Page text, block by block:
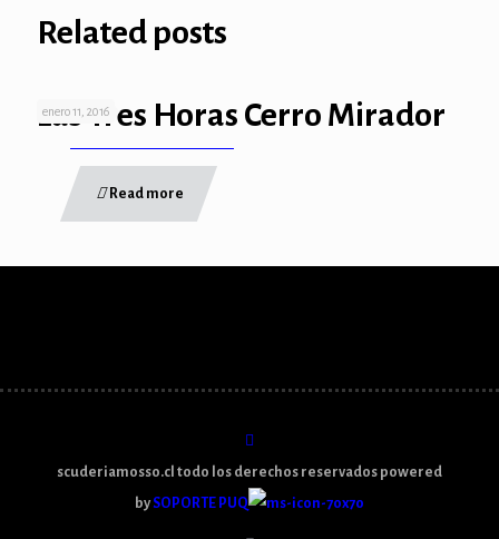
Related posts
enero 11, 2016
Las Tres Horas Cerro Mirador
Read more
scuderiamosso.cl todo los derechos reservados powered
bySOPORTE PUQ